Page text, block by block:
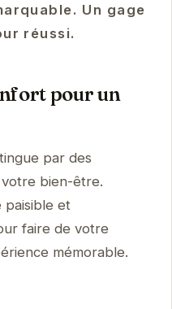
Un gage
réussi.
pour un
par des
bien-être.
paisible et
faire de votre
mémorable.